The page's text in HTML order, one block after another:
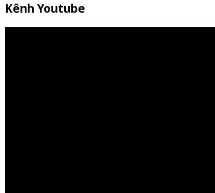
Kênh Youtube